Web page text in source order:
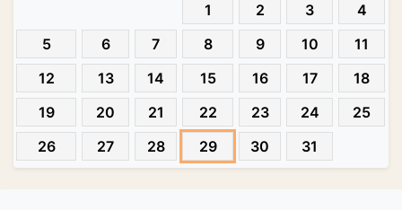
1
2 3
4
5
6 7 8 9 10
11
12
13 14 15 16 17
18
19
20 21 22 23 24
25
26
27 28 29 30 31